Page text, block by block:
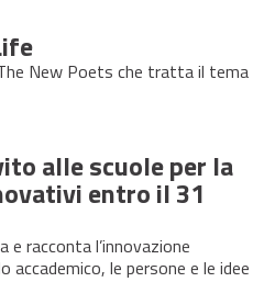
New Poets che tratta il tema
alle scuole per la
entro il 31
racconta l’innovazione
le persone e le idee